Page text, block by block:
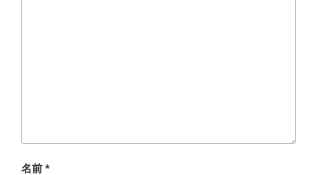
名前 *